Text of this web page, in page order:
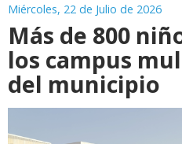
Miércoles, 22 de Julio de 2026
Más de 800
los campus
del municipio